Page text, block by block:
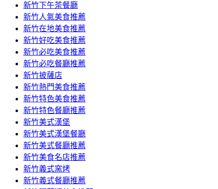
新竹下午茶餐廳
新竹人氣美食推薦
新竹在地美食推薦
新竹好吃美食推薦
新竹必吃美食推薦
新竹必吃餐廳推薦
新竹披薩店
新竹熱門美食推薦
新竹特色美食推薦
新竹特色餐廳推薦
新竹美式漢堡
新竹美式漢堡餐廳
新竹美式餐廳推薦
新竹美食名店推薦
新竹義式窯烤
新竹義式餐廳推薦